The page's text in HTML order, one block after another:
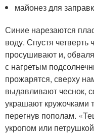
майонез для
Синие нарезаются
воду. Спустя
просушивают и,
с нагретым
прожарятся, сверху
выдавливают чеснок,
украшают кружочками
перегнув пополам.
укропом или